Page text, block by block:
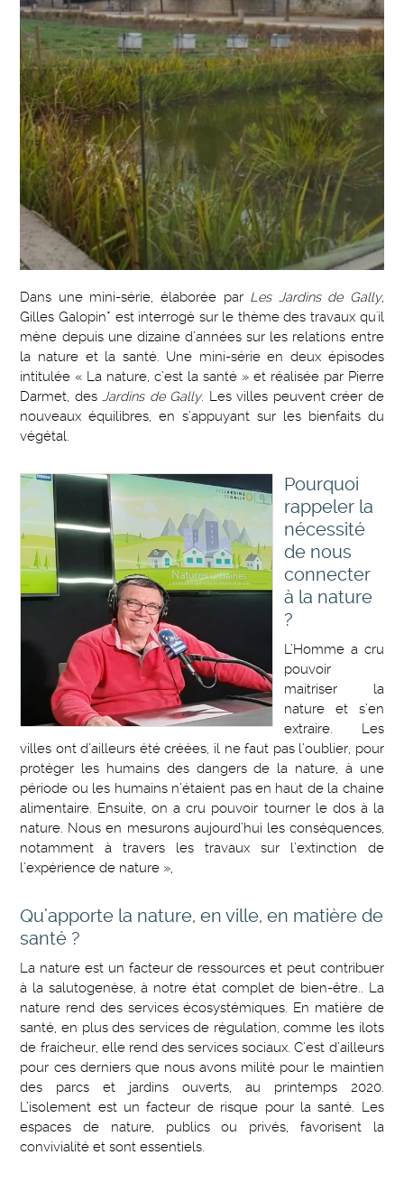
Dans une mini-série, élaborée parLes Jardins de Gally,
Gilles Galopin* est interrogé sur le thème des travaux qu'il
mène depuis une dizaine d’années sur les relations entre
la nature et la santé. Une mini-série en deux épisodes
intitulée « La nature, c’est la santé » et réalisée par Pierre
Darmet, desJardins de Gally. Les villes peuvent créer de
nouveaux équilibres, en s’appuyant sur les bienfaits du
végétal.
Pourquoi
rappeler la
nécessité
de nous
connecter
à la nature
?
L’Homme a cru
pouvoir
maitriser la
nature et s’en
extraire. Les
villes ont d’ailleurs été créées, il ne faut pas l’oublier, pour
protéger les humains des dangers de la nature, à une
période ou les humains n’étaient pas en haut de la chaine
alimentaire. Ensuite, on a cru pouvoir tourner le dos à la
nature. Nous en mesurons aujourd’hui les conséquences,
notamment à travers les travaux sur l’extinction de
l’expérience de nature »,
Qu’apporte la nature, en ville, en matière de
santé ?
La nature est un facteur de ressources et peut contribuer
à la salutogenèse, à notre état complet de bien-être.. La
nature rend des services écosystémiques. En matière de
santé, en plus des services de régulation, comme les ilots
de fraicheur, elle rend des services sociaux. C’est d’ailleurs
pour ces derniers que nous avons milité pour le maintien
des parcs et jardins ouverts, au printemps 2020.
L’isolement est un facteur de risque pour la santé. Les
espaces de nature, publics ou privés, favorisent la
convivialité et sont essentiels.